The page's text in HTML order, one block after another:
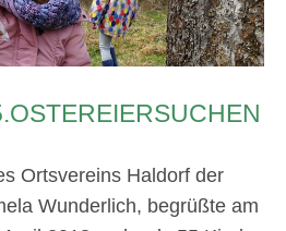
Ortsvereins Haldorf der
Wunderlich, begrüßte am